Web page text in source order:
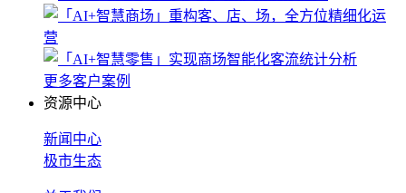
更多客户案例
资源中心
新闻中心
极市生态